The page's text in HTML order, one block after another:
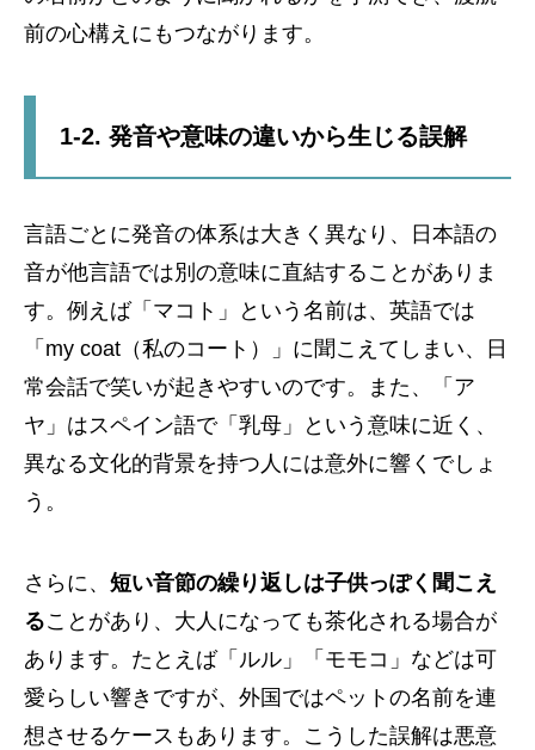
前の心構えにもつながります。
1-2. 発音や意味の違いから生じる誤解
言語ごとに発音の体系は大きく異なり、日本語の
音が他言語では別の意味に直結することがありま
す。例えば「マコト」という名前は、英語では
「my coat（私のコート）」に聞こえてしまい、日
常会話で笑いが起きやすいのです。また、「ア
ヤ」はスペイン語で「乳母」という意味に近く、
異なる文化的背景を持つ人には意外に響くでしょ
う。
さらに、 短い音節の繰り返しは子供っぽく聞こえ
ることがあり、大人になっても茶化される場合が
あります。たとえば「ルル」「モモコ」などは可
愛らしい響きですが、外国ではペットの名前を連
想させるケースもあります。こうした誤解は悪意